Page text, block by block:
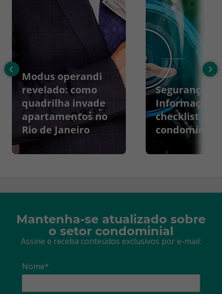
Modus operandi
revelado: como
quadrilha invade
apartamentos no
Rio de Janeiro
Segurança da
Informação:
checklist
condomínios
‹ ›
Mantenha-se atualizado sobre
o setor condominial
Assine e receba conteúdos exclusivos por e-mail:
Nome*